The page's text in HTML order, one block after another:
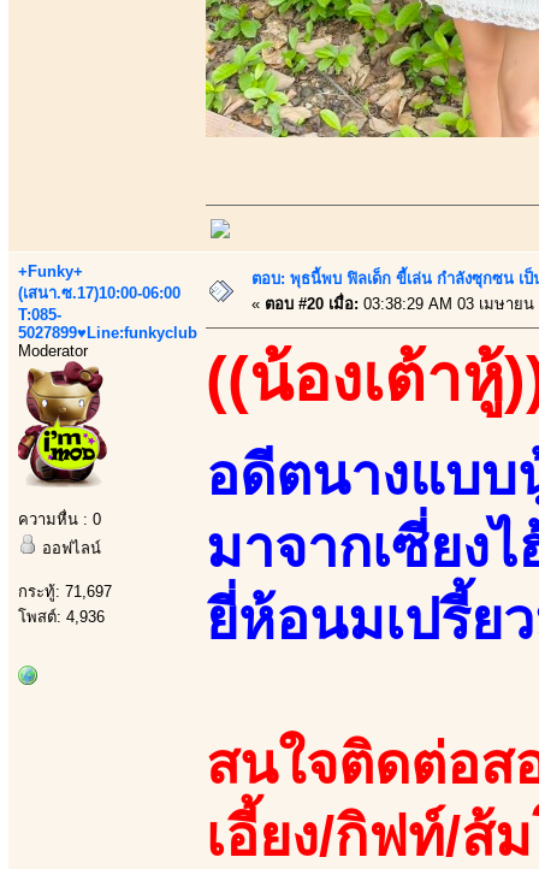
+Funky+
(เสนา.ซ.17)10:00-06:00
T:085-
5027899♥Line:funkyclub
Moderator
ความหื่น : 0
ออฟไลน์
กระทู้: 71,697
โพสต์: 4,936
ตอบ: พุธนี้พบ ฟิลเด็ก ขี้เล่น กำลังซุกซน เ
« ตอบ #20 เมื่อ: 03:38:29 AM 03 เมษายน
((น้องเต้าหู้
อดีตนางแบบ
มาจากเซี่ยง
ยี่ห้อนมเปรี้ย
สนใจติดต่อส
เอี้ยง/กิฟท์/ส้